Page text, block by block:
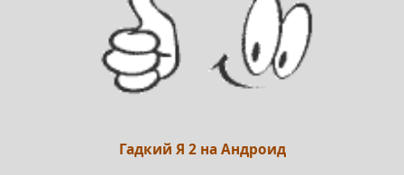
Гадкий Я 2 на Андроид